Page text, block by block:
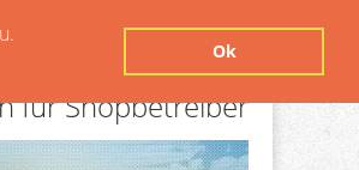
Ok
für Shopbetreiber